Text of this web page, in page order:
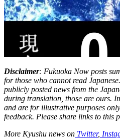
Disclaimer: Fukuoka Now posts
for those who cannot read
publicly posted news from the
during translation, those are ours.
and are for illustrative purposes
feedback. Please share links to this
More Kyushu news on Twitter,